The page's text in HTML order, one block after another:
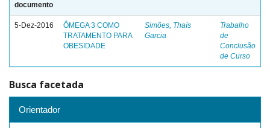
documento
5-Dez-2016
ÔMEGA 3 COMO
TRATAMENTO PARA
OBESIDADE
Simões, Thaís
Garcia
Trabalho
de
Conclusão
de Curso
Busca facetada
Orientador